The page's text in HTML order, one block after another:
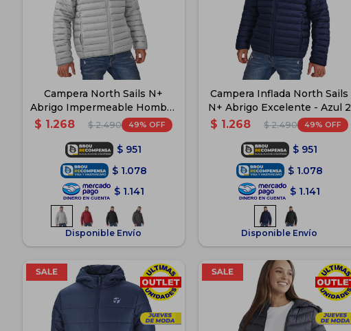
Campera North Sails N+
Abrigo Impermeable Hombre
- Gris
$ 1.268 $ 2.490 49
$ 951
$ 1.078
$ 1.141
Disponible Envío
Campera Inflada North Sails
N+ Abrigo Excelente - Azul 2
$ 1.268 $ 2.490 49
$ 951
$ 1.078
$ 1.141
Disponible Envío